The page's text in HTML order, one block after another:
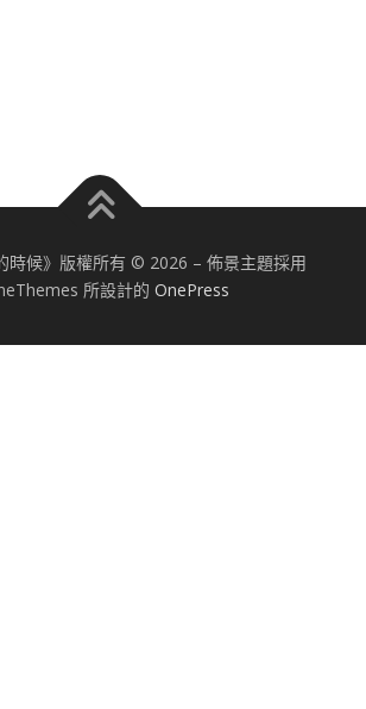
時候》版權所有 © 2026 – 佈景主題採用
所設計的 OnePress